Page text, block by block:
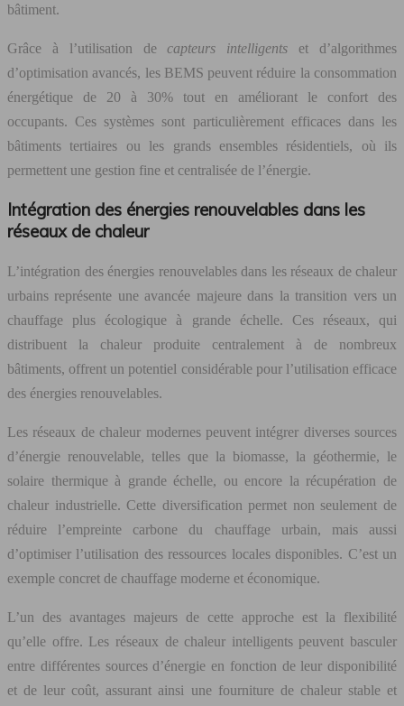
bâtiment.
Grâce à l’utilisation decapteurs intelligents et d’algorithmes
d’optimisation avancés, les BEMS peuvent réduire la consommation
énergétique de 20 à 30% tout en améliorant le confort des
occupants. Ces systèmes sont particulièrement efficaces dans les
bâtiments tertiaires ou les grands ensembles résidentiels, où ils
permettent une gestion fine et centralisée de l’énergie.
Intégration des énergies renouvelables dans les
réseaux de chaleur
L’intégration des énergies renouvelables dans les réseaux de chaleur
urbains représente une avancée majeure dans la transition vers un
chauffage plus écologique à grande échelle. Ces réseaux, qui
distribuent la chaleur produite centralement à de nombreux
bâtiments, offrent un potentiel considérable pour l’utilisation efficace
des énergies renouvelables.
Les réseaux de chaleur modernes peuvent intégrer diverses sources
d’énergie renouvelable, telles que la biomasse, la géothermie, le
solaire thermique à grande échelle, ou encore la récupération de
chaleur industrielle. Cette diversification permet non seulement de
réduire l’empreinte carbone du chauffage urbain, mais aussi
d’optimiser l’utilisation des ressources locales disponibles. C’est un
exemple concret de chauffage moderne et économique.
L’un des avantages majeurs de cette approche est la flexibilité
qu’elle offre. Les réseaux de chaleur intelligents peuvent basculer
entre différentes sources d’énergie en fonction de leur disponibilité
et de leur coût, assurant ainsi une fourniture de chaleur stable et